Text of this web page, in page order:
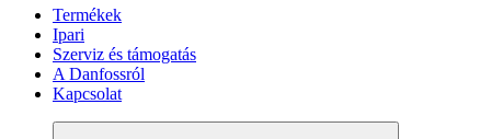
Termékek
Ipari
Szerviz és támogatás
A Danfossról
Kapcsolat